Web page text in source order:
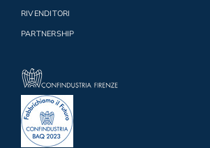
RIVENDITORI
PARTNERSHIP